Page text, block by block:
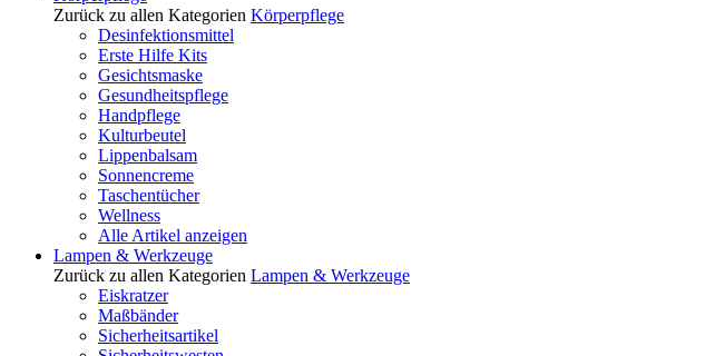
Zurück zu allen Kategorien Körperpflege
Desinfektionsmittel
Erste Hilfe Kits
Gesichtsmaske
Gesundheitspflege
Handpflege
Kulturbeutel
Lippenbalsam
Sonnencreme
Taschentücher
Wellness
Alle Artikel anzeigen
Lampen & Werkzeuge
Zurück zu allen Kategorien Lampen & Werkzeuge
Eiskratzer
Maßbänder
Sicherheitsartikel